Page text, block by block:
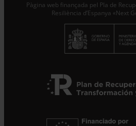
Subscriure’m
Pàgina web finançada pel Pla de
Resiliència d’Espanya «Next